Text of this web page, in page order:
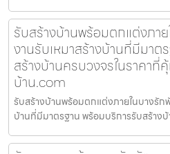
รับสร้างบ้านพร้อมตกแต่งภา
งานรับเหมาสร้างบ้านที่มีมา
สร้างบ้านครบวงจรในราคาที่
บ้าน.com
รับสร้างบ้านพร้อมตกแต่งภายในบางรัก
บ้านที่มีมาตรฐาน พร้อมบริการรับสร้าง